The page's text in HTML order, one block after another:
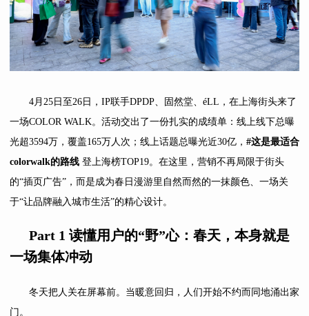
4月25日至26日，IP联手DPDP、固然堂、éLL，在上海街头来了
一场COLOR WALK。活动交出了一份扎实的成绩单：线上线下总曝
光超3594万，覆盖165万人次；线上话题总曝光近30亿， #这是最适合
colorwalk的路线 登上海榜TOP19。在这里，营销不再局限于街头
的“插页广告”，而是成为春日漫游里自然而然的一抹颜色、一场关
于“让品牌融入城市生活”的精心设计。
Part 1 读懂用户的“野”心：春天，本身就是
一场集体冲动
冬天把人关在屏幕前。当暖意回归，人们开始不约而同地涌出家
门。